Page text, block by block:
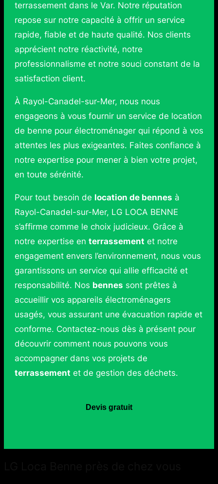
terrassement dans le Var. Notre réputation
repose sur notre capacité à offrir un service
rapide, fiable et de haute qualité. Nos clients
apprécient notre réactivité, notre
professionnalisme et notre souci constant de la
satisfaction client.
À Rayol-Canadel-sur-Mer, nous nous
engageons à vous fournir un service de location
de benne pour électroménager qui répond à vos
attentes les plus exigeantes. Faites confiance à
notre expertise pour mener à bien votre projet,
en toute sérénité.
Pour tout besoin de location de bennes à
Rayol-Canadel-sur-Mer, LG LOCA BENNE
s’affirme comme le choix judicieux. Grâce à
notre expertise en terrassement et notre
engagement envers l’environnement, nous vous
garantissons un service qui allie efficacité et
responsabilité. Nos bennes sont prêtes à
accueillir vos appareils électroménagers
usagés, vous assurant une évacuation rapide et
conforme. Contactez-nous dès à présent pour
découvrir comment nous pouvons vous
accompagner dans vos projets de
terrassement et de gestion des déchets.
Devis gratuit